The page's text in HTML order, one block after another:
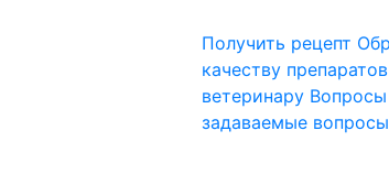
Получить рецепт
качеству препаратов
ветеринару
задаваемые вопросы